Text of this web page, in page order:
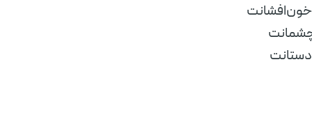
چشمانت
دستانت